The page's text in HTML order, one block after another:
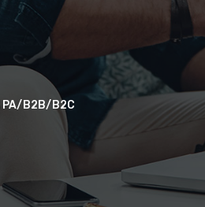
PA/B2B/B2C